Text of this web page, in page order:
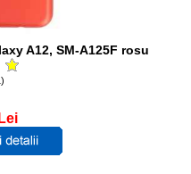
A12, SM-A125F rosu
Lei